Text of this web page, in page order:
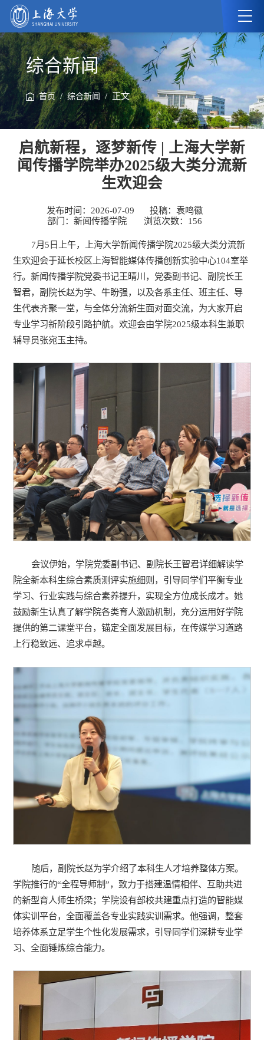
综合新闻
首页/综合新闻 / 正文
启航新程，逐梦新传 | 上海大学新
闻传播学院举办2025级大类分流新
生欢迎会
发布时间：2026-07-09
投稿：袁鸣徽
部门：新闻传播学院
浏览次数： 156
7月5日上午，上海大学新闻传播学院2025级大类分流新
生欢迎会于延长校区上海智能媒体传播创新实验中心104室举
行。新闻传播学院党委书记王晴川，党委副书记、副院长王
智君，副院长赵为学、牛盼强，以及各系主任、班主任、导
生代表齐聚一堂，与全体分流新生面对面交流，为大家开启
专业学习新阶段引路护航。欢迎会由学院2025级本科生兼职
辅导员张宛玉主持。
会议伊始，学院党委副书记、副院长王智君详细解读学
院全新本科生综合素质测评实施细则，引导同学们平衡专业
学习、行业实践与综合素养提升，实现全方位成长成才。她
鼓励新生认真了解学院各类育人激励机制，充分运用好学院
提供的第二课堂平台，锚定全面发展目标，在传媒学习道路
上行稳致远、追求卓越。
随后，副院长赵为学介绍了本科生人才培养整体方案。
学院推行的“全程导师制”，致力于搭建温情相伴、互助共进
的新型育人师生桥梁；学院设有部校共建重点打造的智能媒
体实训平台，全面覆盖各专业实践实训需求。他强调，整套
培养体系立足学生个性化发展需求，引导同学们深耕专业学
习、全面锤炼综合能力。